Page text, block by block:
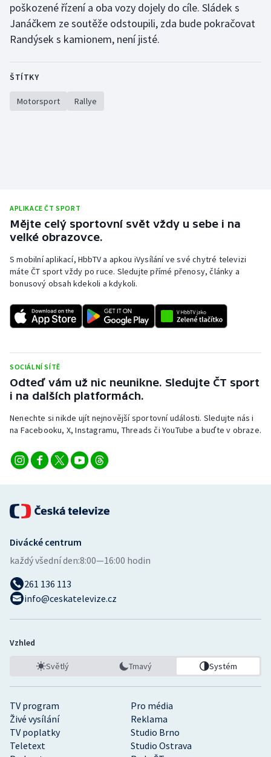
Veslování
Vodní slalom
Ostatní
poškozené řízení a oba vozy dojely do cíle. Sládek s
Janáčkem ze soutěže odstoupili, zda bude pokračovat
Randýsek s kamionem, není jisté.
ŠTÍTKY
Motorsport Rallye
APLIKACE ČT SPORT
Mějte celý sportovní svět vždy u sebe i na
velké obrazovce.
S mobilní aplikací, HbbTV a apkou iVysílání ve své chytré televizi
máte ČT sport vždy po ruce. Sledujte přímé přenosy, články a
bonusový obsah kdekoli a kdykoli.
SOCIÁLNÍ SÍTĚ
Odteď vám už nic neunikne. Sledujte ČT sport
i na dalších platformách.
Nenechte si nikde ujít nejnovější sportovní události. Sledujte nás i
na Facebooku, X, Instagramu, Threads či YouTube a buďte v obraze.
TV program
Pro média
Živé vysílání
Reklama
TV poplatky
Studio Brno
Teletext
Studio Ostrava
Divácké centrum
každý všední den:8:00—16:00 hodin
261 136 113
info@ceskatelevize.cz
Vzhled
Světlý Tmavý Systém